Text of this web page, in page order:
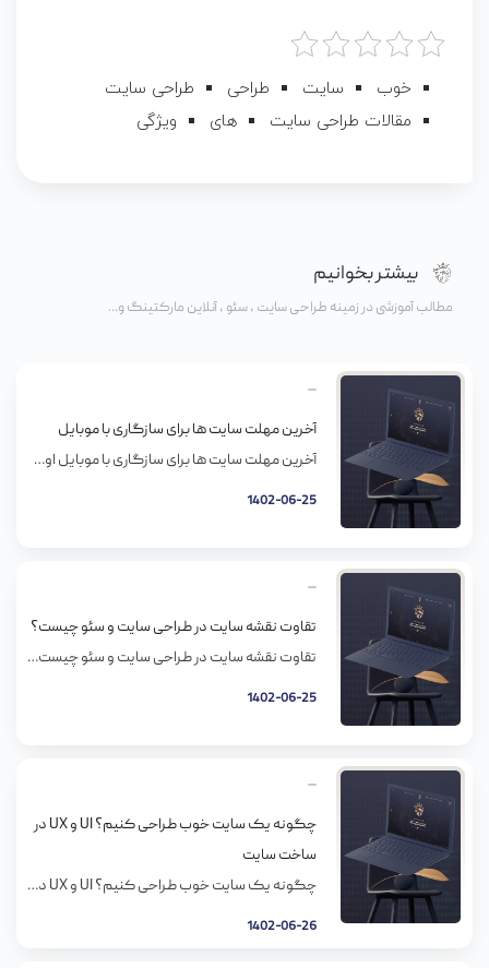
خوب سایت طراحی
طراحی سایت
مقالات طراحی سایت
های ویژگی
بیشتر بخوانیم
مطالب آموزشی در زمینه طراحی سایت ، سئو ، آنلاین مارکتینگ و...
آخرین مهلت سایت ها برای سازگاری با موبایل
آخرین مهلت سایت ها برای سازگاری با موبایل اول اردیبهشت سال 1394 بود که گوگل اعلام کرد سایت های سازگار با موبایل رتبه بالاتری میگیرن. گوگل رو وبلاگ مرکزی وبمسترش گفت که الگورتیمشو طبق الگوی کاری مشتریهای دنیای مدرن تنظیم کرده. سایت شما باید با موبایل سازگار باشه – گوگل طبق تحقیقات انجام شده، 80% […]
1402-06-25
تقاوت نقشه سایت در طراحی سایت و سئو چیست؟
تقاوت نقشه سایت در طراحی سایت و سئو چیست؟ نقشه سایت طراحی سایت اولین مرحله از فرایند ساخت یک سایت تازه است که سلسله مراتب و مسیریابی و نحوه ارتباط صفحات داخلی رو برای تجربه کاربری/ رابط کاربری مشخص میکنه. از طرف دیگه نقشه سایت سئو برای کمک به موتورهای جستجو طراحی میشه که بتونن […]
1402-06-25
چگونه یک سایت خوب طراحی کنیم؟ UI و UX در
ساخت سایت
چگونه یک سایت خوب طراحی کنیم؟ UI و UX در ساخت سایت در طراحی سایت، باید از قدرت تفکر و تخیل خود به خوبی استفاده کنین. طراحی سایتی که بین اجزای متفاوت اون، از جمله متن و گرافیک و … تعادل بر قرار شده باشه، برای یوزر ها جذاب میشه و توجه اونها رو جذب […]
1402-06-26